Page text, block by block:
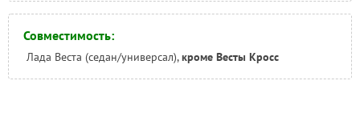
Совместимость:
Лада Веста (седан/универсал),кроме Весты Кросс